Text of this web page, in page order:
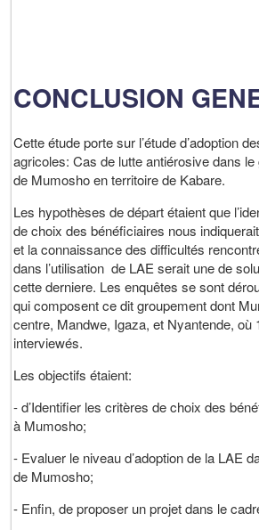
CONCLUSION
Cette étude porte sur l’étude d’adoption
agricoles: Cas de lutte antiérosive dans
de Mumosho en territoire de Kabare.
Les hypothèses de départ étaient que
de choix des bénéficiaires nous
et la connaissance des difficultés
dans l’utilisation de LAE serait une de
cette derniere. Les enquêtes se sont
qui composent ce dit groupement dont
centre, Mandwe, Igaza, et Nyantende, où
interviewés.
Les objectifs étaient:
- d’Identifier les critères de choix des
à Mumosho;
- Evaluer le niveau d’adoption de la LAE
de Mumosho;
- Enfin, de proposer un projet dans le